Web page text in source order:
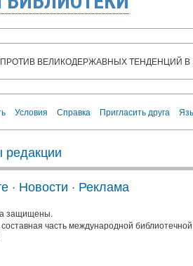
ПРОТИВ ВЕЛИКОДЕРЖАВНЫХ ТЕНДЕНЦИЙ В
Условия Справка Пригласить друга
редакции
· Новости · Реклама
защищены.
часть международной